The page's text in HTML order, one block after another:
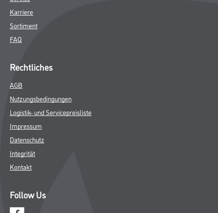
Karriere
Sortiment
FAQ
Rechtliches
AGB
Nutzungsbedingungen
Logistik- und Servicepreisliste
Impressum
Datenschutz
Integrität
Kontakt
Follow Us